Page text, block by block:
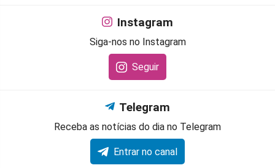
Instagram
Siga-nos no Instagram
Seguir
Telegram
Receba as notícias do dia no Telegram
Entrar no canal